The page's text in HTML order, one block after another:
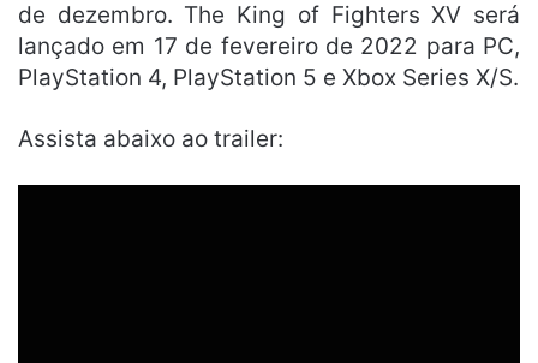
de dezembro. The King of Fighters XV será
lançado em 17 de fevereiro de 2022 para PC,
PlayStation 4, PlayStation 5 e Xbox Series X/S.
Assista abaixo ao trailer: